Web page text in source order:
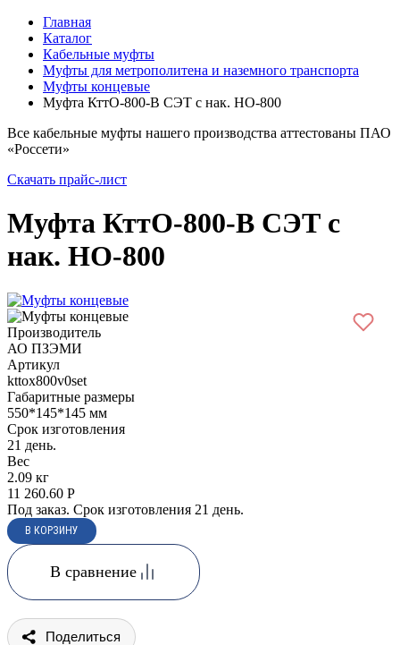
Главная
Каталог
Кабельные муфты
Муфты для метрополитена и наземного транспорта
Муфты концевые
Муфта КттО-800-В СЭТ с нак. НО-800
Все кабельные муфты нашего производства аттестованы ПАО
«Россети»
Скачать прайс-лист
Муфта КттО-800-В СЭТ с
нак. НО-800
Производитель
АО ПЗЭМИ
Артикул
kttox800v0set
Габаритные размеры
550*145*145 мм
Срок изготовления
21 день.
Вес
2.09 кг
11 260.60 Р
Под заказ. Срок изготовления 21 день.
В сравнение
Поделиться